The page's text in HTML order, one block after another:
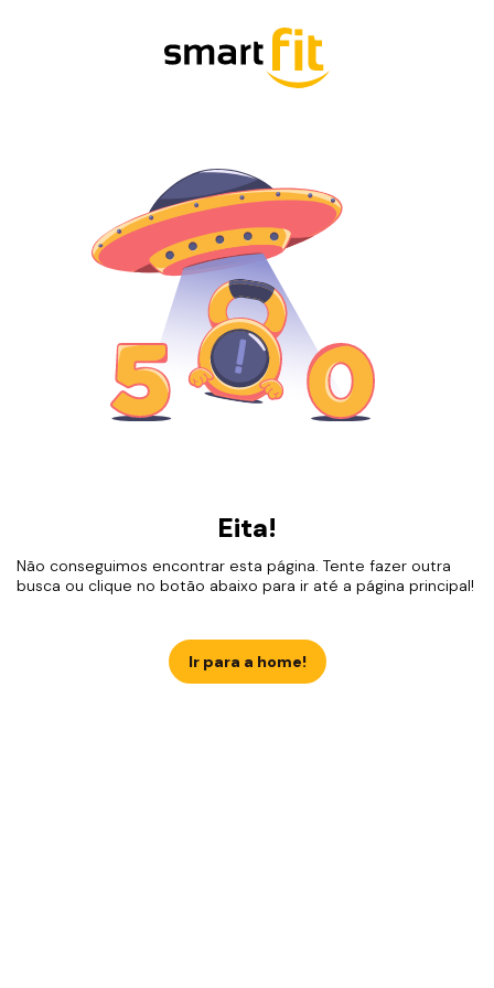
Eita!
Não conseguimos encontrar esta página. Tente fazer outra
busca ou clique no botão abaixo para ir até a página principal!
Ir para a home!